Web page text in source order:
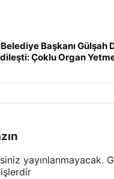
Başkanı Gülşah
Çoklu Organ
yayınlanmayacak.